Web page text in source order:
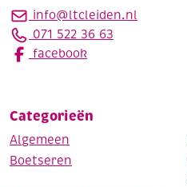
info@ltcleiden.nl
071 522 36 63
facebook
Categorieën
Algemeen
Boetseren